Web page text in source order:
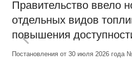
Правительство ввело
отдельных видов
повышения
Постановления от 30 июля 2026